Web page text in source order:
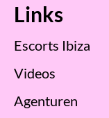
Links
Escorts Ibiza
Videos
Agenturen